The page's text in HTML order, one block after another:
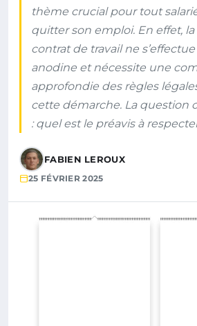
thème crucial pour tout
quitter son emploi. En effet,
contrat de travail ne
anodine et nécessite une
approfondie des règles
cette démarche. La question
: quel est le préavis à
FABIEN LEROUX
25 FÉVRIER 2025